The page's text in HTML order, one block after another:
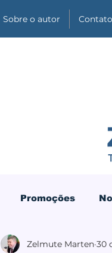
Sobre o autor Contato
Promoções
Zelmute Marten 30